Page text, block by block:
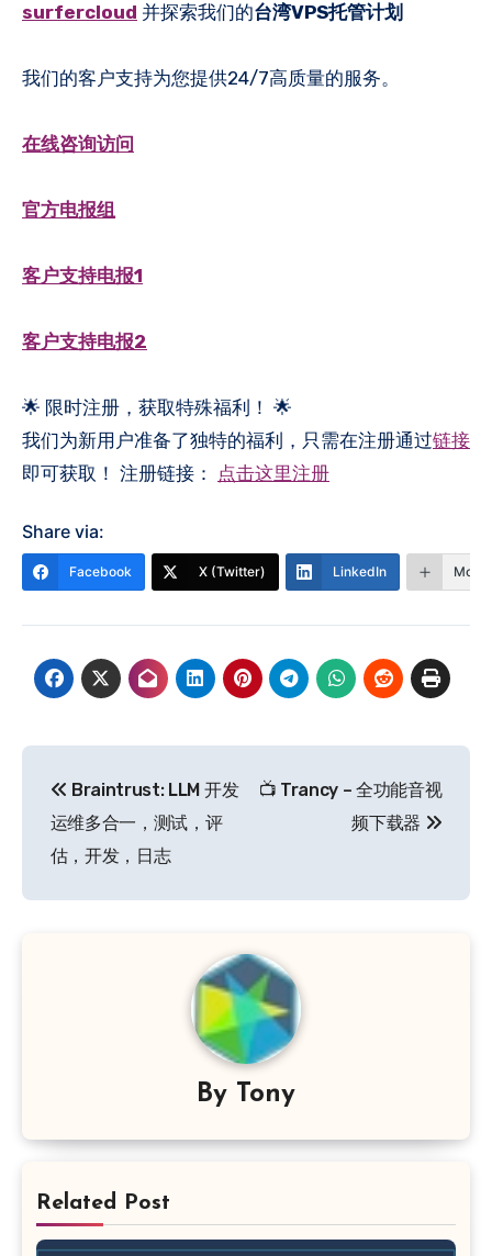
surfercloud 并探索我们的台湾VPS托管计划
我们的客户支持为您提供24/7高质量的服务。
在线咨询访问
官方电报组
客户支持电报1
客户支持电报2
🌟 限时注册，获取特殊福利！ 🌟
我们为新用户准备了独特的福利，只需在注册通过链接
即可获取！ 注册链接： 点击这里注册
Share via:
Facebook X (Twitter) LinkedIn More
章
导
航
Braintrust: LLM 开发
运维多合一，测试，评
估，开发，日志
📺 Trancy – 全功能音视
频下载器
By Tony
Related Post